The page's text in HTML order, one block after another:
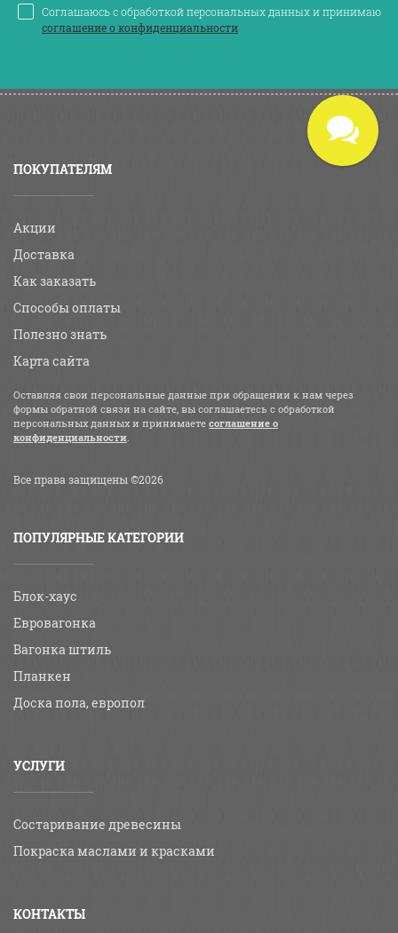
Соглашаюсь с обработкой персональных данных и принимаю
соглашение о конфиденциальности
ПОКУПАТЕЛЯМ
Акции
Доставка
Как заказать
Способы оплаты
Полезно знать
Карта сайта
Оставляя свои персональные данные при обращении к нам через
формы обратной связи на сайте, вы соглашаетесь с обработкой
персональных данных и принимаете соглашение о
конфиденциальности.
Все права защищены ©2026
ПОПУЛЯРНЫЕ КАТЕГОРИИ
Блок-хаус
Евровагонка
Вагонка штиль
Планкен
Доска пола, европол
УСЛУГИ
Состаривание древесины
Покраска маслами и красками
КОНТАКТЫ